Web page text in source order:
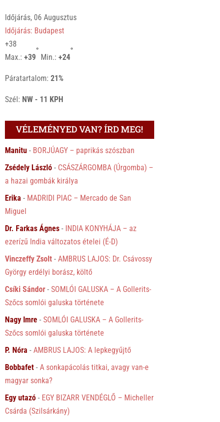
Időjárás, 06 Augusztus
Időjárás: Budapest
+38
Max.:+39
°
Min.:+24
°
Páratartalom:21%
Szél: NW - 11 KPH
VÉLEMÉNYED VAN? ÍRD MEG!
Manitu - BORJÚAGY – paprikás szószban
Zsédely László - CSÁSZÁRGOMBA (Úrgomba) –
a hazai gombák királya
Erika - MADRIDI PIAC – Mercado de San
Miguel
Dr. Farkas Ágnes - INDIA KONYHÁJA – az
ezerízű India változatos ételei (É-D)
Vinczeffy Zsolt -AMBRUS LAJOS: Dr. Csávossy
György erdélyi borász, költő
Csíki Sándor -SOMLÓI GALUSKA – A Gollerits-
Szőcs somlói galuska története
Nagy Imre -SOMLÓI GALUSKA – A Gollerits-
Szőcs somlói galuska története
P. Nóra -AMBRUS LAJOS: A lepkegyűjtő
Bobbafet -A sonkapácolás titkai, avagy van-e
magyar sonka?
Egy utazó - EGY BIZARR VENDÉGLŐ – Micheller
Csárda (Szilsárkány)